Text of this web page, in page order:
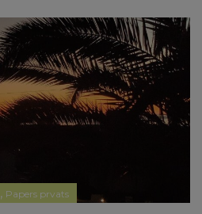
, Papers prvats